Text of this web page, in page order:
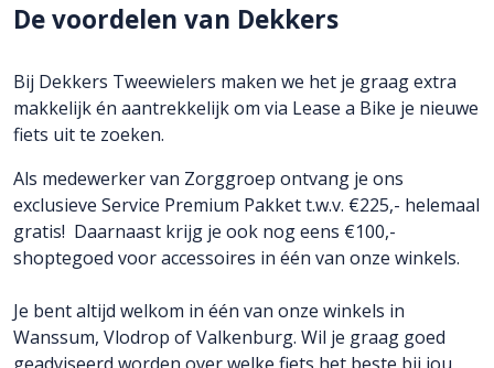
De voordelen van Dekkers
Bij Dekkers Tweewielers maken we het je graag extra
makkelijk én aantrekkelijk om via Lease a Bike je nieuwe
fiets uit te zoeken.
Als medewerker van Zorggroep ontvang je ons
exclusieve Service Premium Pakket t.w.v. €225,- helemaal
gratis! Daarnaast krijg je ook nog eens €100,-
shoptegoed voor accessoires in één van onze winkels.
Je bent altijd welkom in één van onze winkels in
Wanssum, Vlodrop of Valkenburg. Wil je graag goed